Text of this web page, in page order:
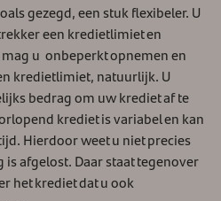
gezegd, een stuk flexibeler. U
een kredietlimiet en
u onbeperkt opnemen en
kredietlimiet, natuurlijk. U
bedrag om uw krediet af te
krediet is variabel en kan
Hierdoor weet u niet precies
afgelost. Daar staat tegenover
het krediet dat u ook